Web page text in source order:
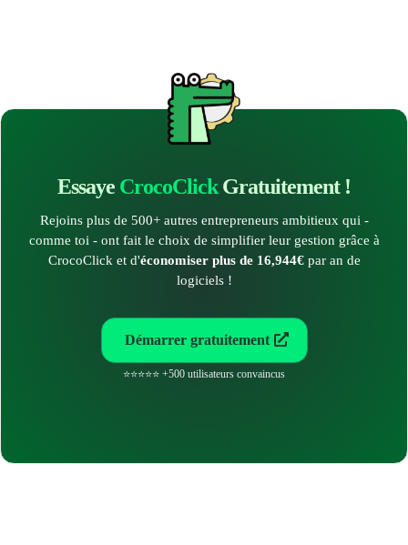
Essaye CrocoClickGratuitement !
Rejoins plus de 500+ autres entrepreneurs ambitieux qui -
comme toi - ont fait le choix de simplifier leur gestion grâce à
CrocoClick et d'économiser plus de 16,944€par an de
logiciels !
Démarrer gratuitement
⭐⭐⭐⭐⭐ +500 utilisateurs convaincus